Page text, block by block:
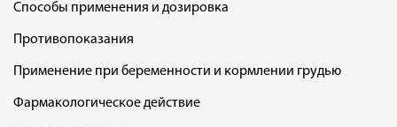
Способы применения и дозировка
Противопоказания
Применение при беременности и кормлении грудью
Фармакологическое действие